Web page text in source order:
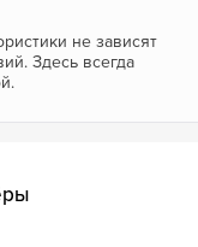
не зависят
Здесь всегда